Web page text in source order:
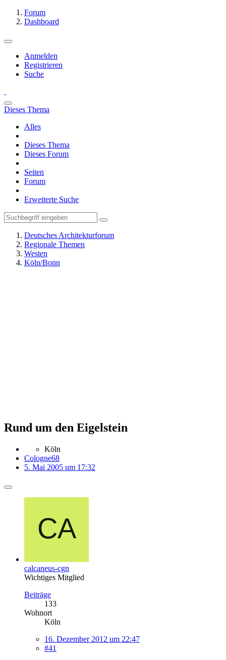
Forum
Dashboard
Anmelden
Registrieren
Suche
Dieses Thema
Alles
Dieses Thema
Dieses Forum
Seiten
Forum
Erweiterte Suche
Deutsches Architekturforum
Regionale Themen
Westen
Köln/Bonn
Rund um den Eigelstein
Köln
Cologne68
5. Mai 2005 um 17:32
calcaneus-cgn
Wichtiges Mitglied
Beiträge
133
Wohnort
Köln
16. Dezember 2012 um 22:47
#41